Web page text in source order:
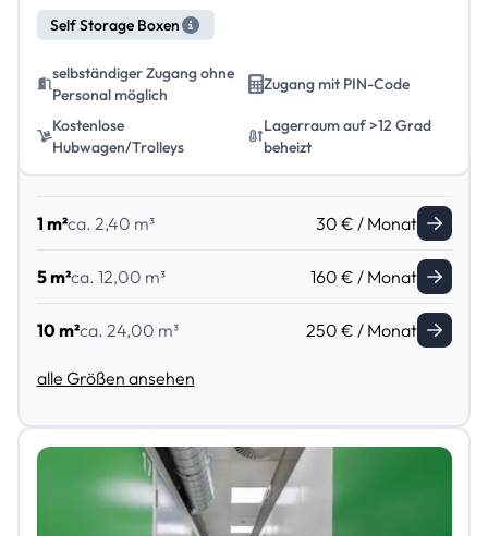
Self Storage Boxen
selbständiger Zugang ohne
Personal möglich
Zugang mit PIN-Code
Kostenlose
Hubwagen/Trolleys
Lagerraum auf >12 Grad
beheizt
1 m²ca. 2,40 m³ 30 € / Monat
5 m²ca. 12,00 m³ 160 € / Monat
10 m²ca. 24,00 m³ 250 € / Monat
alle Größen ansehen